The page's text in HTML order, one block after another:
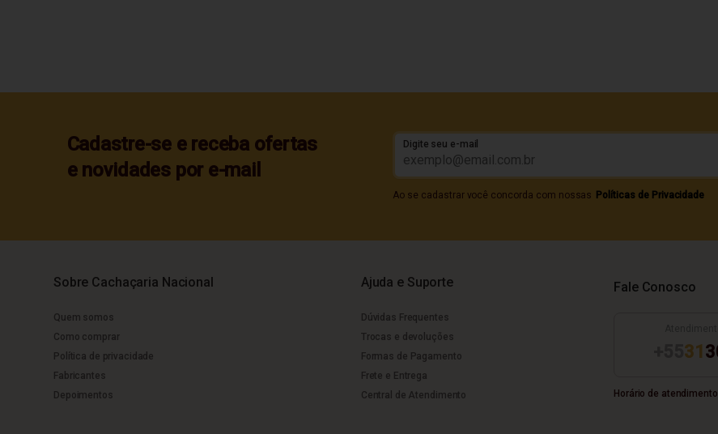
Cadastre-se e receba ofertas
e novidades por e-mail
Digite seu e-mail
Ao se cadastrar você concorda com nossas Políticas de Privacidade
Sobre Cachaçaria Nacional
Quem somos
Como comprar
Política de privacidade
Fabricantes
Depoimentos
Ajuda e Suporte
Dúvidas Frequentes
Trocas e devoluções
Formas de Pagamento
Frete e Entrega
Central de Atendimento
Fale Conosco
31
Horário de